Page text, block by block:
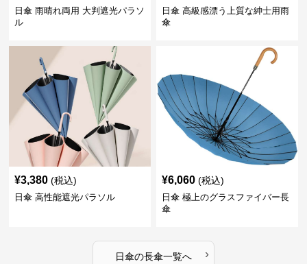
日傘 雨晴れ両用 大判遮光パラソ
ル
日傘 高級感漂う上質な紳士用雨
傘
¥3,380 (税込)
日傘 高性能遮光パラソル
¥6,060 (税込)
日傘 極上のグラスファイバー長
傘
日傘の長傘一覧へ ›